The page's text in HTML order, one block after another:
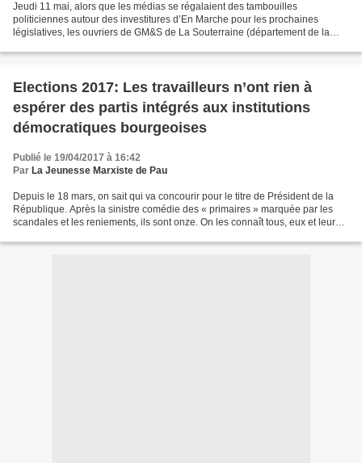
Jeudi 11 mai, alors que les médias se régalaient des tambouilles
politiciennes autour des investitures d’En Marche pour les prochaines
législatives, les ouvriers de GM&S de La Souterraine (département de la
Elections 2017: Les travailleurs n’ont rien à
espérer des partis intégrés aux institutions
démocratiques bourgeoises
Publié le 19/04/2017 à 16:42
Par La Jeunesse Marxiste de Pau
Depuis le 18 mars, on sait qui va concourir pour le titre de Président de la
République. Après la sinistre comédie des « primaires » marquée par les
scandales et les reniements, ils sont onze. On les connaît tous, eux et leurs